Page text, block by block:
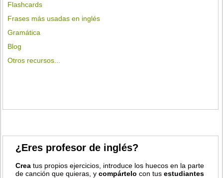
Flashcards
Frases más usadas en inglés
Gramática
Blog
Otros recursos...
¿Eres profesor de inglés?
Crea tus propios ejercicios, introduce los huecos en la parte
de canción que quieras, ycompártelo con tusestudiantes